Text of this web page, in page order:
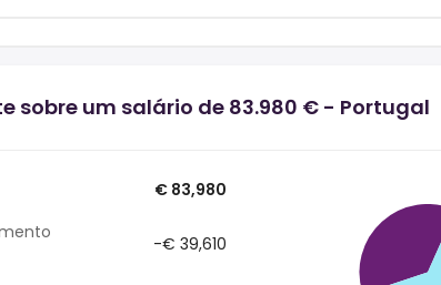
sobre um salário de 83.980 € - Portugal
€ 83,980
-€ 39,610